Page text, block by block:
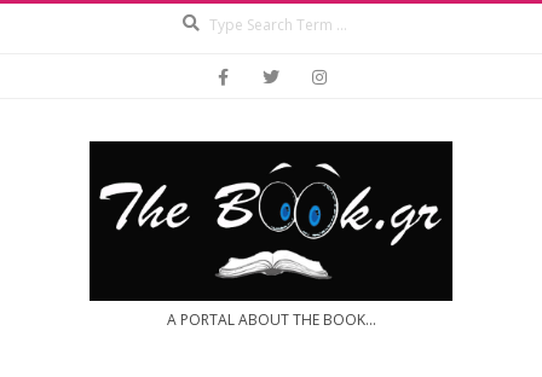
A PORTAL ABOUT THE BOOK...